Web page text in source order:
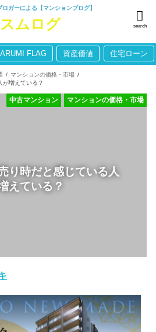
ロガーによる【マンションブログ】
search
FLAG 資産価値 住宅ローン
マンションの価格・市場
が増えている？
り時だと感じている人
えている？
マンションの価格・市場
中古マンション